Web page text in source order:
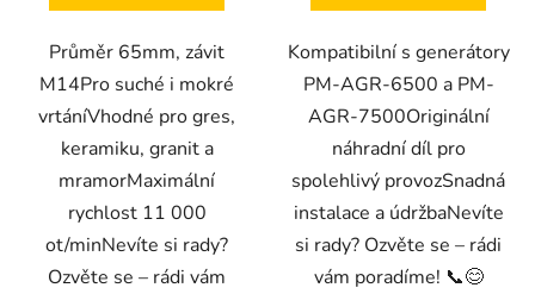
Průměr 65mm, závit
M14Pro suché i mokré
vrtáníVhodné pro gres,
keramiku, granit a
mramorMaximální
rychlost 11 000
ot/minNevíte si rady?
Ozvěte se – rádi vám
Kompatibilní s generátory
PM-AGR-6500 a PM-
AGR-7500Originální
náhradní díl pro
spolehlivý provozSnadná
instalace a údržbaNevíte
si rady? Ozvěte se – rádi
vám poradíme! 📞😊